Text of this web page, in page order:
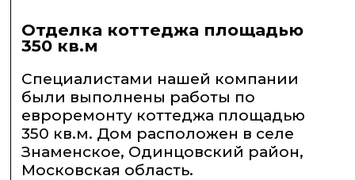
Отделка коттеджа площадью
350 кв.м
Специалистами нашей компании
были выполнены работы по
евроремонту коттеджа площадью
350 кв.м. Дом расположен в селе
Знаменское, Одинцовский район,
Московская область.